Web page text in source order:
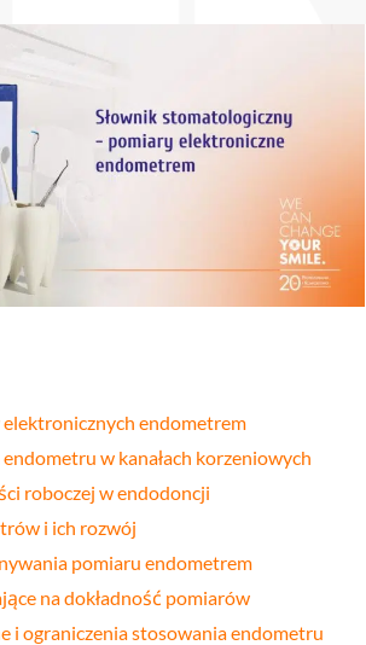
endometrem
endometru w kanałach korzeniowych
roboczej w endodoncji
i ich rozwój
pomiaru endometrem
na dokładność pomiarów
i ograniczenia stosowania endometru